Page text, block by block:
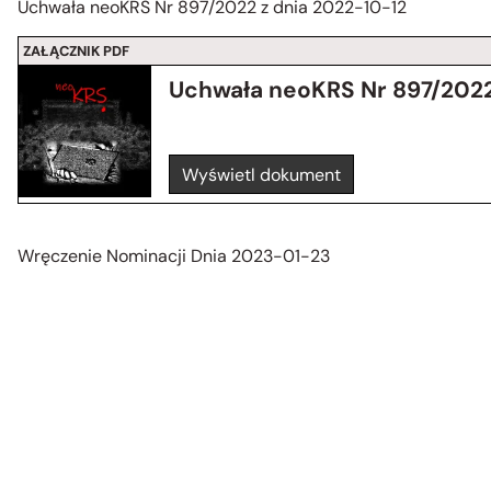
Uchwała neoKRS Nr 897/2022 z dnia 2022-10-12
ZAŁĄCZNIK PDF
Uchwała neoKRS Nr 897/
Wyświetl dokument
Wręczenie Nominacji Dnia 2023-01-23